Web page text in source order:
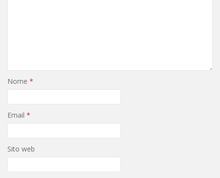
Nome *
Email *
Sito web